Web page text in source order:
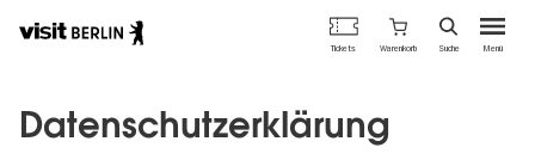
Inhalt
Berlins
Menü
Tickets Warenkorb Suche
Datenschutzerklärung